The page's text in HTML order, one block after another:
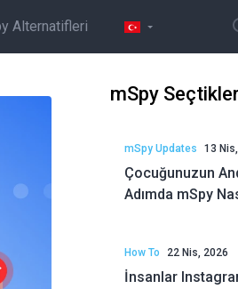
Alternatifleri
mSpy
mSpy Updates 13
Çocuğunuzun
Adımda mSpy
How To 22 Nis, 2026
İnsanlar